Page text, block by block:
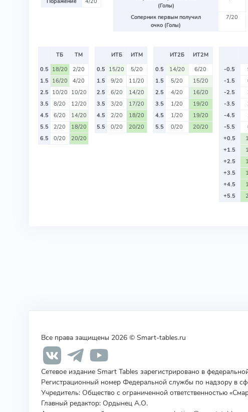
(Голы)
Соперник первым получил
очко (Голы)
7/20
ТБ
ТМ
0.5 18/20
2/20
1.5 16/20
4/20
2.5 10/20 10/20
3.5
8/20
12/20
4.5
6/20
14/20
5.5
2/20
18/20
6.5
0/20 20/20
ИТБ
ИТМ
0.5 15/20
5/20
1.5
9/20
11/20
2.5
6/20
14/20
3.5
3/20
17/20
4.5
2/20
18/20
5.5
0/20 20/20
ИТ2Б
ИТ2М
0.5
14/20
6/20
1.5
5/20
15/20
2.5
4/20
16/20
3.5
1/20
19/20
4.5
1/20
19/20
5.5
0/20 20/20
-0.5
-1.5
-2.5
-3.5
-4.5
-5.5
+0.5
+1.5
+2.5
+3.5
+4.5
+5.5
Все права защищены 2026 © Smart-tables.ru
Сетевое издание Smart Tables зарегистрировано в
Регистрационный номер Федеральной службы по надзору в
Учредитель: Общество с ограниченной ответственностью
Главный редактор: Ордынец А.О.